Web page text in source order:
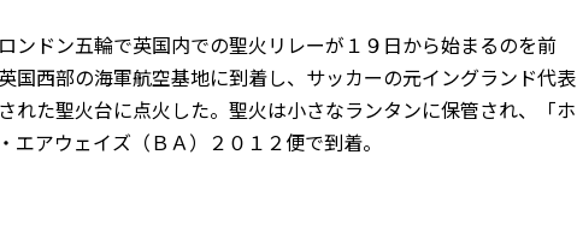
ンドン五輪で英国内での聖火リレーが１９日から始まるのを前
国西部の海軍航空基地に到着し、サッカーの元イングランド代表
れた聖火台に点火した。聖火は小さなランタンに保管され、「ホ
アウェイズ（ＢＡ）２０１２便で到着。